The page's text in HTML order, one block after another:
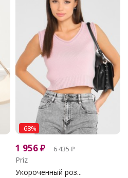
-68%
1 956₽ 6 435₽
Priz
Укороченный роз...